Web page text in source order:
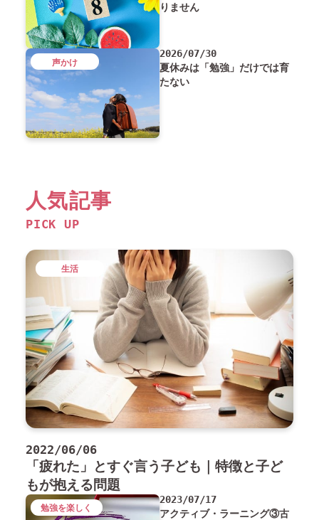
りません
2026/07/30
夏休みは「勉強」だけでは育
たない
声かけ
人気記事
PICK UP
2022/06/06
「疲れた」とすぐ言う子ども｜特徴と子ど
もが抱える問題
生活
2023/07/17
アクティブ・ラーニング③古
勉強を楽しく